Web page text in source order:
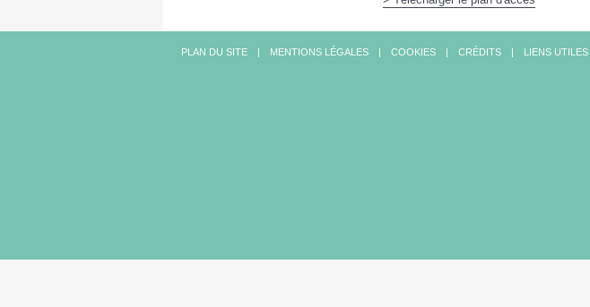
PLAN DU SITE MENTIONS LÉGALES COOKIES CRÉDITS LIENS UTILES